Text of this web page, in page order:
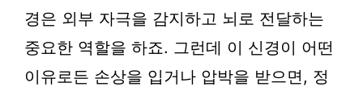
경은 외부 자극을 감지하고 뇌로 전달하는
중요한 역할을 하죠. 그런데 이 신경이 어떤
이유로든 손상을 입거나 압박을 받으면, 정